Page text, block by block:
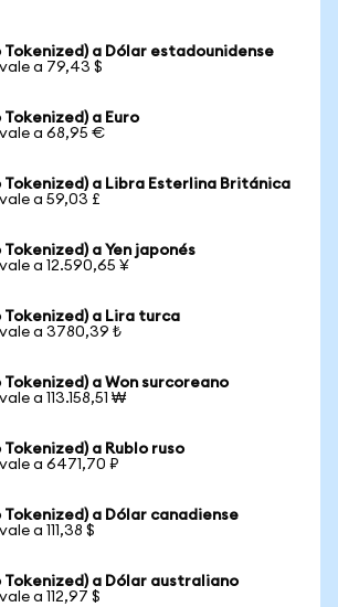
Tokenized) a Dólar estadounidense
a 79,43 $
Tokenized) a Euro
a 68,95 €
Tokenized) a Libra Esterlina Británica
a 59,03 £
a Yen japonés
a 12.590,65 ¥
Tokenized) a Lira turca
a 3780,39 ₺
Tokenized) a Won surcoreano
a 113.158,51 ₩
Tokenized) a Rublo ruso
a 6471,70 ₽
Tokenized) a Dólar canadiense
a 111,38 $
Tokenized) a Dólar australiano
a 112,97 $